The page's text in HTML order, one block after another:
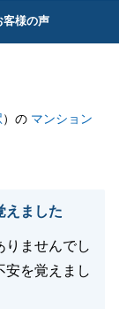
客様の声
）の マンション
えました
りませんでし
安を覚えまし